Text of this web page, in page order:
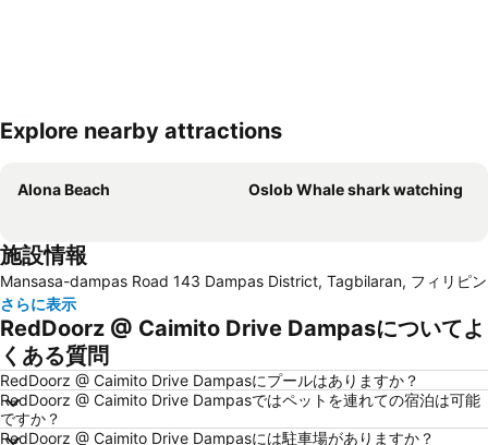
Explore nearby attractions
Alona Beach Oslob Whale shark watching
施設情報
Mansasa-dampas Road 143 Dampas District, Tagbilaran, フィリピン
さらに表示
RedDoorz @ Caimito Drive Dampasについてよ
くある質問
RedDoorz @ Caimito Drive Dampasにプールはありますか？
RedDoorz @ Caimito Drive Dampasではペットを連れての宿泊は可能
ですか？
RedDoorz @ Caimito Drive Dampasには駐車場がありますか？